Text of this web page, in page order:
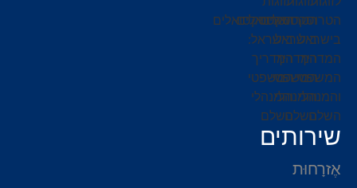
שירותים
אֶזרָחוּת